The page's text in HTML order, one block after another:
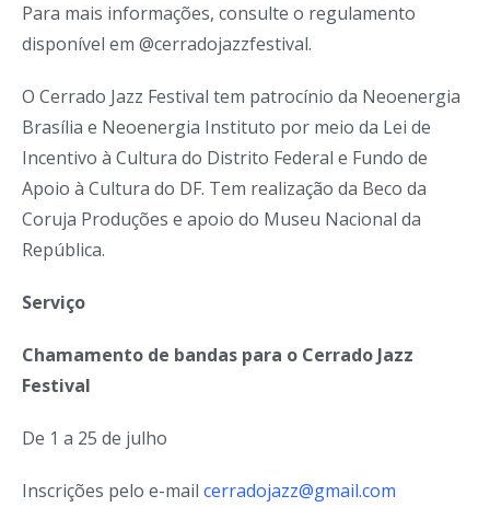
Para mais informações, consulte o regulamento
disponível em @cerradojazzfestival.
O Cerrado Jazz Festival tem patrocínio da Neoenergia
Brasília e Neoenergia Instituto por meio da Lei de
Incentivo à Cultura do Distrito Federal e Fundo de
Apoio à Cultura do DF. Tem realização da Beco da
Coruja Produções e apoio do Museu Nacional da
República.
Serviço
Chamamento de bandas para o Cerrado Jazz
Festival
De 1 a 25 de julho
Inscrições pelo e-mail cerradojazz@gmail.com